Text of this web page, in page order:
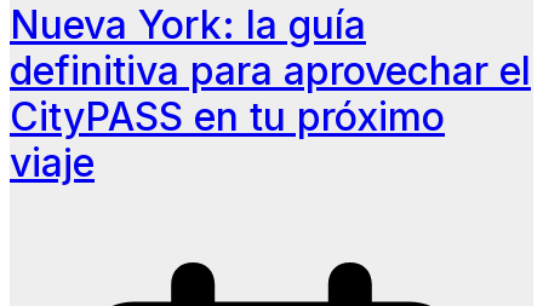
Nueva York: la guía
definitiva para aprovechar el
CityPASS en tu próximo
viaje